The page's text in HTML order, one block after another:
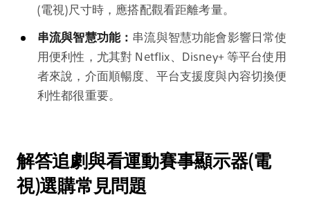
(電視)尺寸時，應搭配觀看距離考量。
串流與智慧功能： 串流與智慧功能會影響日常使
用便利性，尤其對 Netflix、Disney+ 等平台使用
者來說，介面順暢度、平台支援度與內容切換便
利性都很重要。
解答追劇與看運動賽事顯示器(電
視)選購常見問題